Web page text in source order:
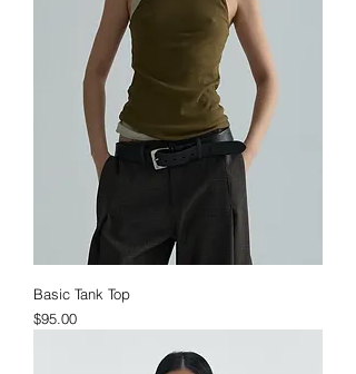
Basic Tank Top
価格
$95.00